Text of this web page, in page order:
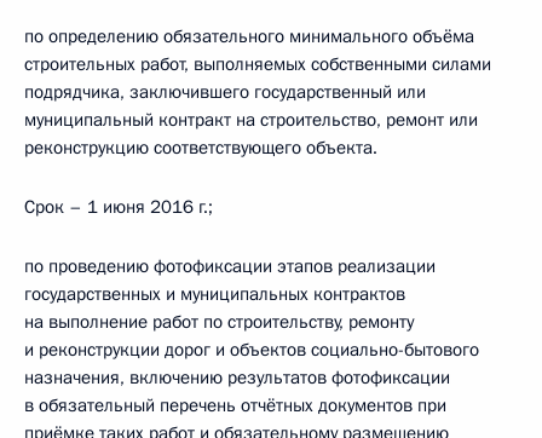
по определению обязательного минимального объёма
строительных работ, выполняемых собственными силами
подрядчика, заключившего государственный или
муниципальный контракт на строительство, ремонт или
реконструкцию соответствующего объекта.
Срок – 1 июня 2016 г.;
по проведению фотофиксации этапов реализации
государственных и муниципальных контрактов
на выполнение работ по строительству, ремонту
и реконструкции дорог и объектов социально-бытового
назначения, включению результатов фотофиксации
в обязательный перечень отчётных документов при
приёмке таких работ и обязательному размещению